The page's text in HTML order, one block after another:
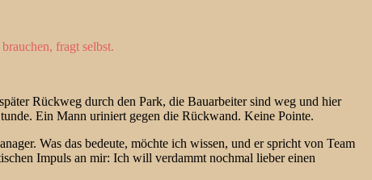
fragt selbst.
Rückweg durch den Park, die Bauarbeiter sind weg und hier
Ein Mann uriniert gegen die Rückwand. Keine Pointe.
Was das bedeute, möchte ich wissen, und er spricht von Team
Impuls an mir: Ich will verdammt nochmal lieber einen